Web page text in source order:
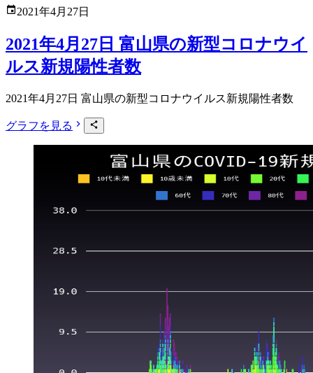
2021年4月27日
2021年4月27日 富山県の新型コロナウイ
ルス新規陽性者数
2021年4月27日 富山県の新型コロナウイルス新規陽性者数
グラフを見る